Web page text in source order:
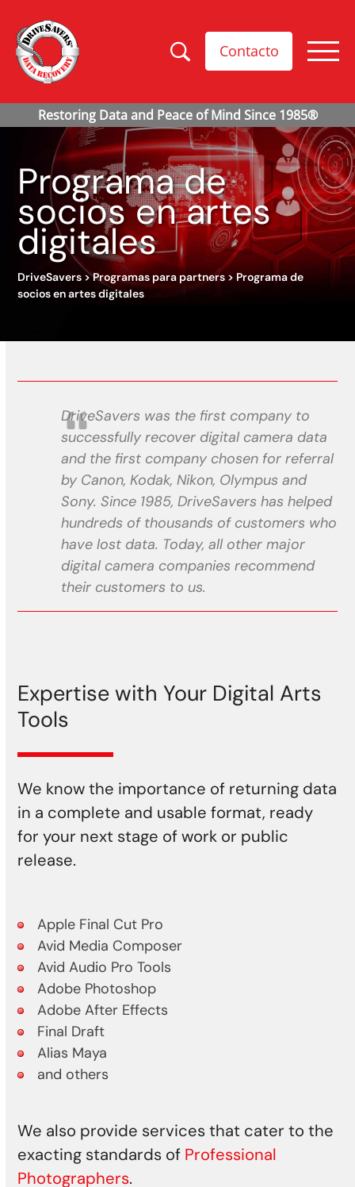
Contacto
Programa de
socios en artes
digitales
DriveSavers >Programas para partners > Programa de
socios en artes digitales
DriveSavers was the first company to
successfully recover digital camera data
and the first company chosen for referral
by Canon, Kodak, Nikon, Olympus and
Sony. Since 1985, DriveSavers has helped
hundreds of thousands of customers who
have lost data. Today, all other major
digital camera companies recommend
their customers to us.
Expertise with Your Digital Arts
Tools
We know the importance of returning data
in a complete and usable format, ready
for your next stage of work or public
release.
Apple Final Cut Pro
Avid Media Composer
Avid Audio Pro Tools
Adobe Photoshop
Adobe After Effects
Final Draft
Alias Maya
and others
We also provide services that cater to the
exacting standards of Professional
Photographers.